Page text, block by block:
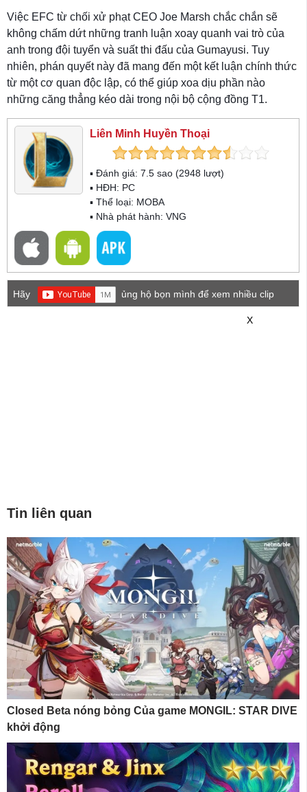
Việc EFC từ chối xử phạt CEO Joe Marsh chắc chắn sẽ
không chấm dứt những tranh luận xoay quanh vai trò của
anh trong đội tuyển và suất thi đấu của Gumayusi. Tuy
nhiên, phán quyết này đã mang đến một kết luận chính thức
từ một cơ quan độc lập, có thể giúp xoa dịu phần nào
những căng thẳng kéo dài trong nội bộ cộng đồng T1.
Liên Minh Huyền Thoại
▪ Đánh giá: 7.5 sao (2948 lượt)
▪ HĐH: PC
▪ Thể loại: MOBA
▪ Nhà phát hành: VNG
Hãy
ủng hộ bọn mình để xem nhiều clip
X
Tin liên quan
Closed Beta nóng bỏng Của game MONGIL: STAR DIVE
khởi động